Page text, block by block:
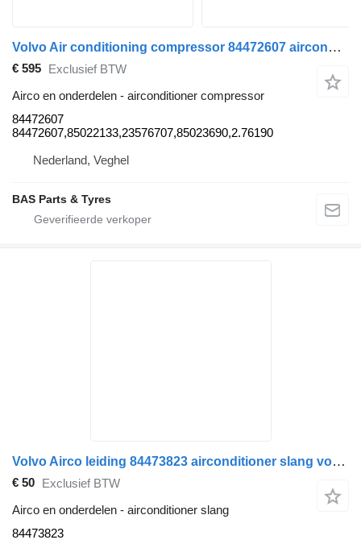
Volvo Air conditioning compressor 84472607 airconditioner compressor voor Volvo vrachtwagen
€ 595 Exclusief BTW
Airco en onderdelen - airconditioner compressor
84472607
84472607,85022133,23576707,85023690,2.76190
Nederland, Veghel
BAS Parts & Tyres
Volvo Airco leiding 84473823 airconditioner slang voor vrachtwagen
€ 50 Exclusief BTW
Airco en onderdelen - airconditioner slang
84473823